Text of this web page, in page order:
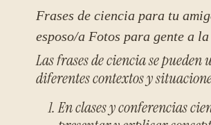
Frases de ciencia para tu
esposo/a Fotos para gente a
Las frases de ciencia se
diferentes contextos y
En clases y conferencias